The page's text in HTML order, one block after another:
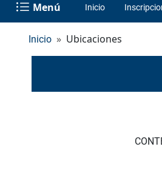
Menú Inicio
Inicio Ubicaciones